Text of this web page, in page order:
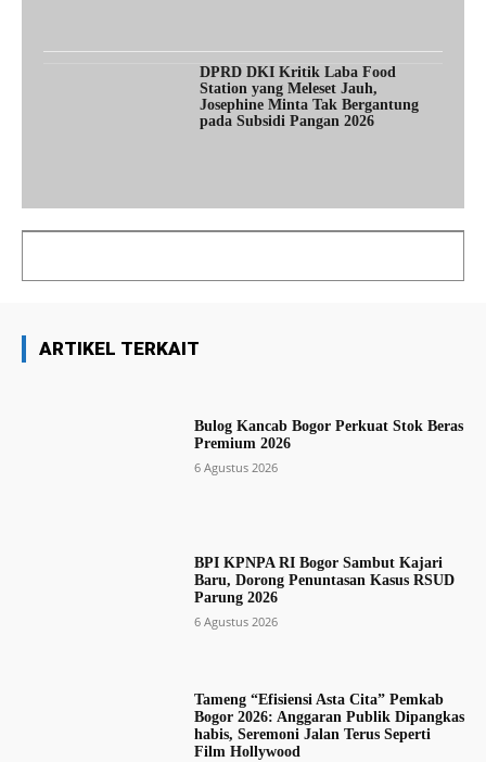
DPRD DKI Kritik Laba Food
Station yang Meleset Jauh,
Josephine Minta Tak Bergantung
pada Subsidi Pangan 2026
ARTIKEL TERKAIT
Bulog Kancab Bogor Perkuat Stok Beras
Premium 2026
6 Agustus 2026
BPI KPNPA RI Bogor Sambut Kajari
Baru, Dorong Penuntasan Kasus RSUD
Parung 2026
6 Agustus 2026
Tameng “Efisiensi Asta Cita” Pemkab
Bogor 2026: Anggaran Publik Dipangkas
habis, Seremoni Jalan Terus Seperti
Film Hollywood